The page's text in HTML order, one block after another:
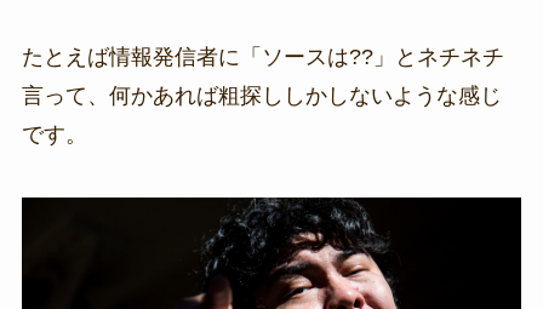
たとえば情報発信者に「ソースは??」とネチネチ
言って、何かあれば粗探ししかしないような感じ
です。